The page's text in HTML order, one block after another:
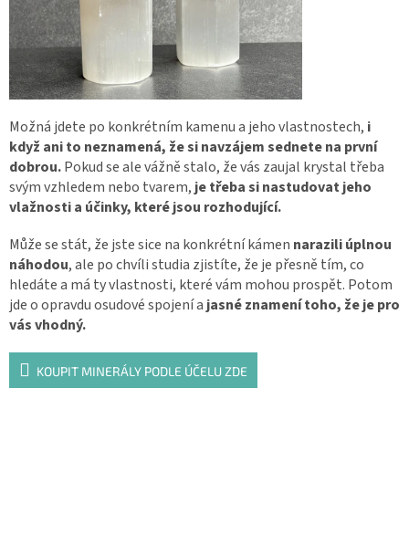
Možná jdete po konkrétním kamenu a jeho vlastnostech, i
když ani to neznamená, že si navzájem sednete na první
dobrou.Pokud se ale vážně stalo, že vás zaujal krystal třeba
svým vzhledem nebo tvarem, je třeba si nastudovat jeho
vlažnosti a účinky, které jsou rozhodující.
Může se stát, že jste sice na konkrétní kámen narazili úplnou
náhodou, ale po chvíli studia zjistíte, že je přesně tím, co
hledáte a má ty vlastnosti, které vám mohou prospět. Potom
jde o opravdu osudové spojení a jasné znamení toho, že je pro
vás vhodný.
KOUPIT MINERÁLY PODLE ÚČELU ZDE